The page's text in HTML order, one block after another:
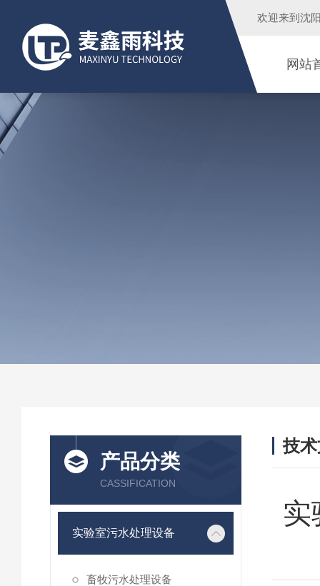
欢迎来到 沈
网站
产品分类
CASSIFICATION
实验室污水处理设备
畜牧污水处理设备
技
实